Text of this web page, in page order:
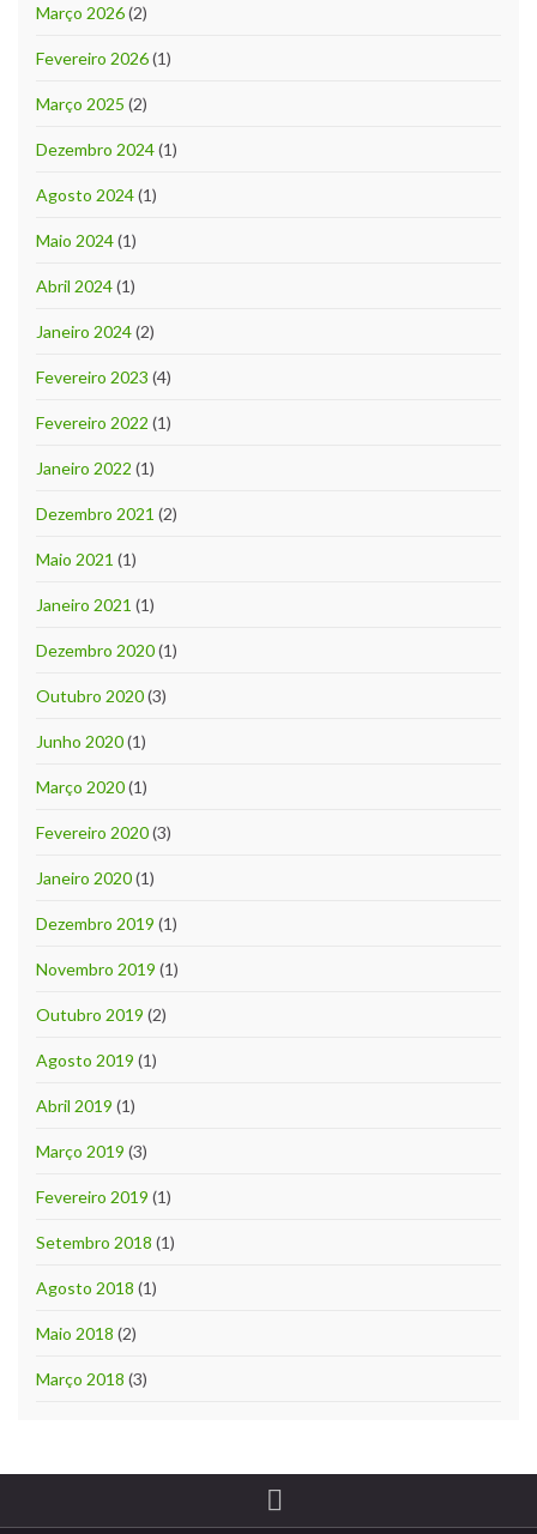
Março 2026(2)
Fevereiro 2026(1)
Março 2025 (2)
Dezembro 2024(1)
Agosto 2024(1)
Maio 2024(1)
Abril 2024(1)
Janeiro 2024(2)
Fevereiro 2023 (4)
Fevereiro 2022 (1)
Janeiro 2022 (1)
Dezembro 2021 (2)
Maio 2021 (1)
Janeiro 2021 (1)
Dezembro 2020(1)
Outubro 2020(3)
Junho 2020(1)
Março 2020(1)
Fevereiro 2020(3)
Janeiro 2020(1)
Dezembro 2019 (1)
Novembro 2019 (1)
Outubro 2019 (2)
Agosto 2019 (1)
Abril 2019 (1)
Março 2019 (3)
Fevereiro 2019 (1)
Setembro 2018 (1)
Agosto 2018 (1)
Maio 2018 (2)
Março 2018 (3)